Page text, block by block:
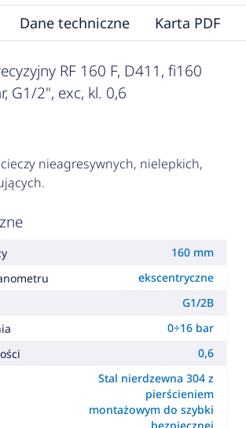
Dane techniczne Karta PDF
RF 160 F, D411, fi160
G1/2", exc, kl. 0,6
nieagresywnych, nielepkich,
160 mm
ekscentryczne
G1/2B
0÷16 bar
0,6
Stal nierdzewna 304 z
pierścieniem
montażowym do szybki